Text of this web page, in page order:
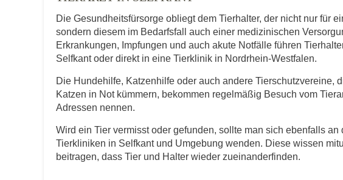
Die Gesundheitsfürsorge obliegt dem Tierhalter, der nicht nur für
sondern diesem im Bedarfsfall auch einer medizinischen
Erkrankungen, Impfungen und auch akute Notfälle führen
Selfkant oder direkt in eine Tierklinik in Nordrhein-Westfalen.
Die Hundehilfe, Katzenhilfe oder auch andere Tierschutzvereine,
Katzen in Not kümmern, bekommen regelmäßig Besuch vom
Adressen nennen.
Wird ein Tier vermisst oder gefunden, sollte man sich ebenfalls an
Tierkliniken in Selfkant und Umgebung wenden. Diese wissen
beitragen, dass Tier und Halter wieder zueinanderfinden.